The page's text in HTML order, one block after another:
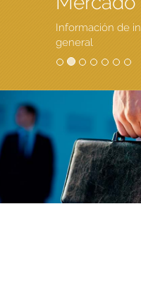
Información de
general